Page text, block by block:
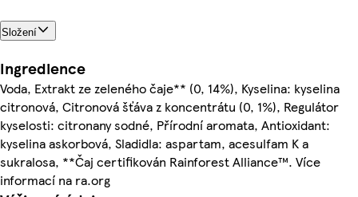
Složení
Ingredience
Voda, Extrakt ze zeleného čaje** (0, 14%), Kyselina: kyselina
citronová, Citronová šťáva z koncentrátu (0, 1%), Regulátor
kyselosti: citronany sodné, Přírodní aromata, Antioxidant:
kyselina askorbová, Sladidla: aspartam, acesulfam K a
sukralosa, **Čaj certifikován Rainforest Alliance™. Více
informací na ra.org